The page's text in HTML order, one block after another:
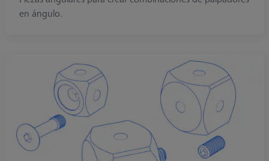
en ángulo.